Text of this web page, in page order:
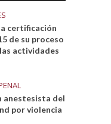
certificación
de su proceso
actividades
anestesista del
por violencia